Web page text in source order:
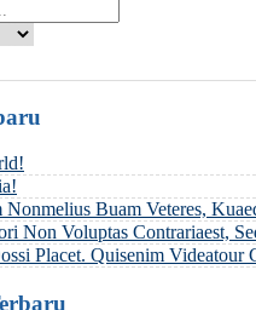
Nonmelius Buam Veteres,
Non Voluptas Contrariaest,
Placet. Quisenim Videatour